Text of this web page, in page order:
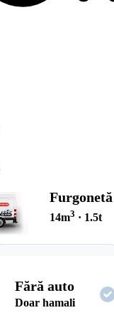
Furgonetă
14m3 · 1.5t
Fără auto
Doar hamali